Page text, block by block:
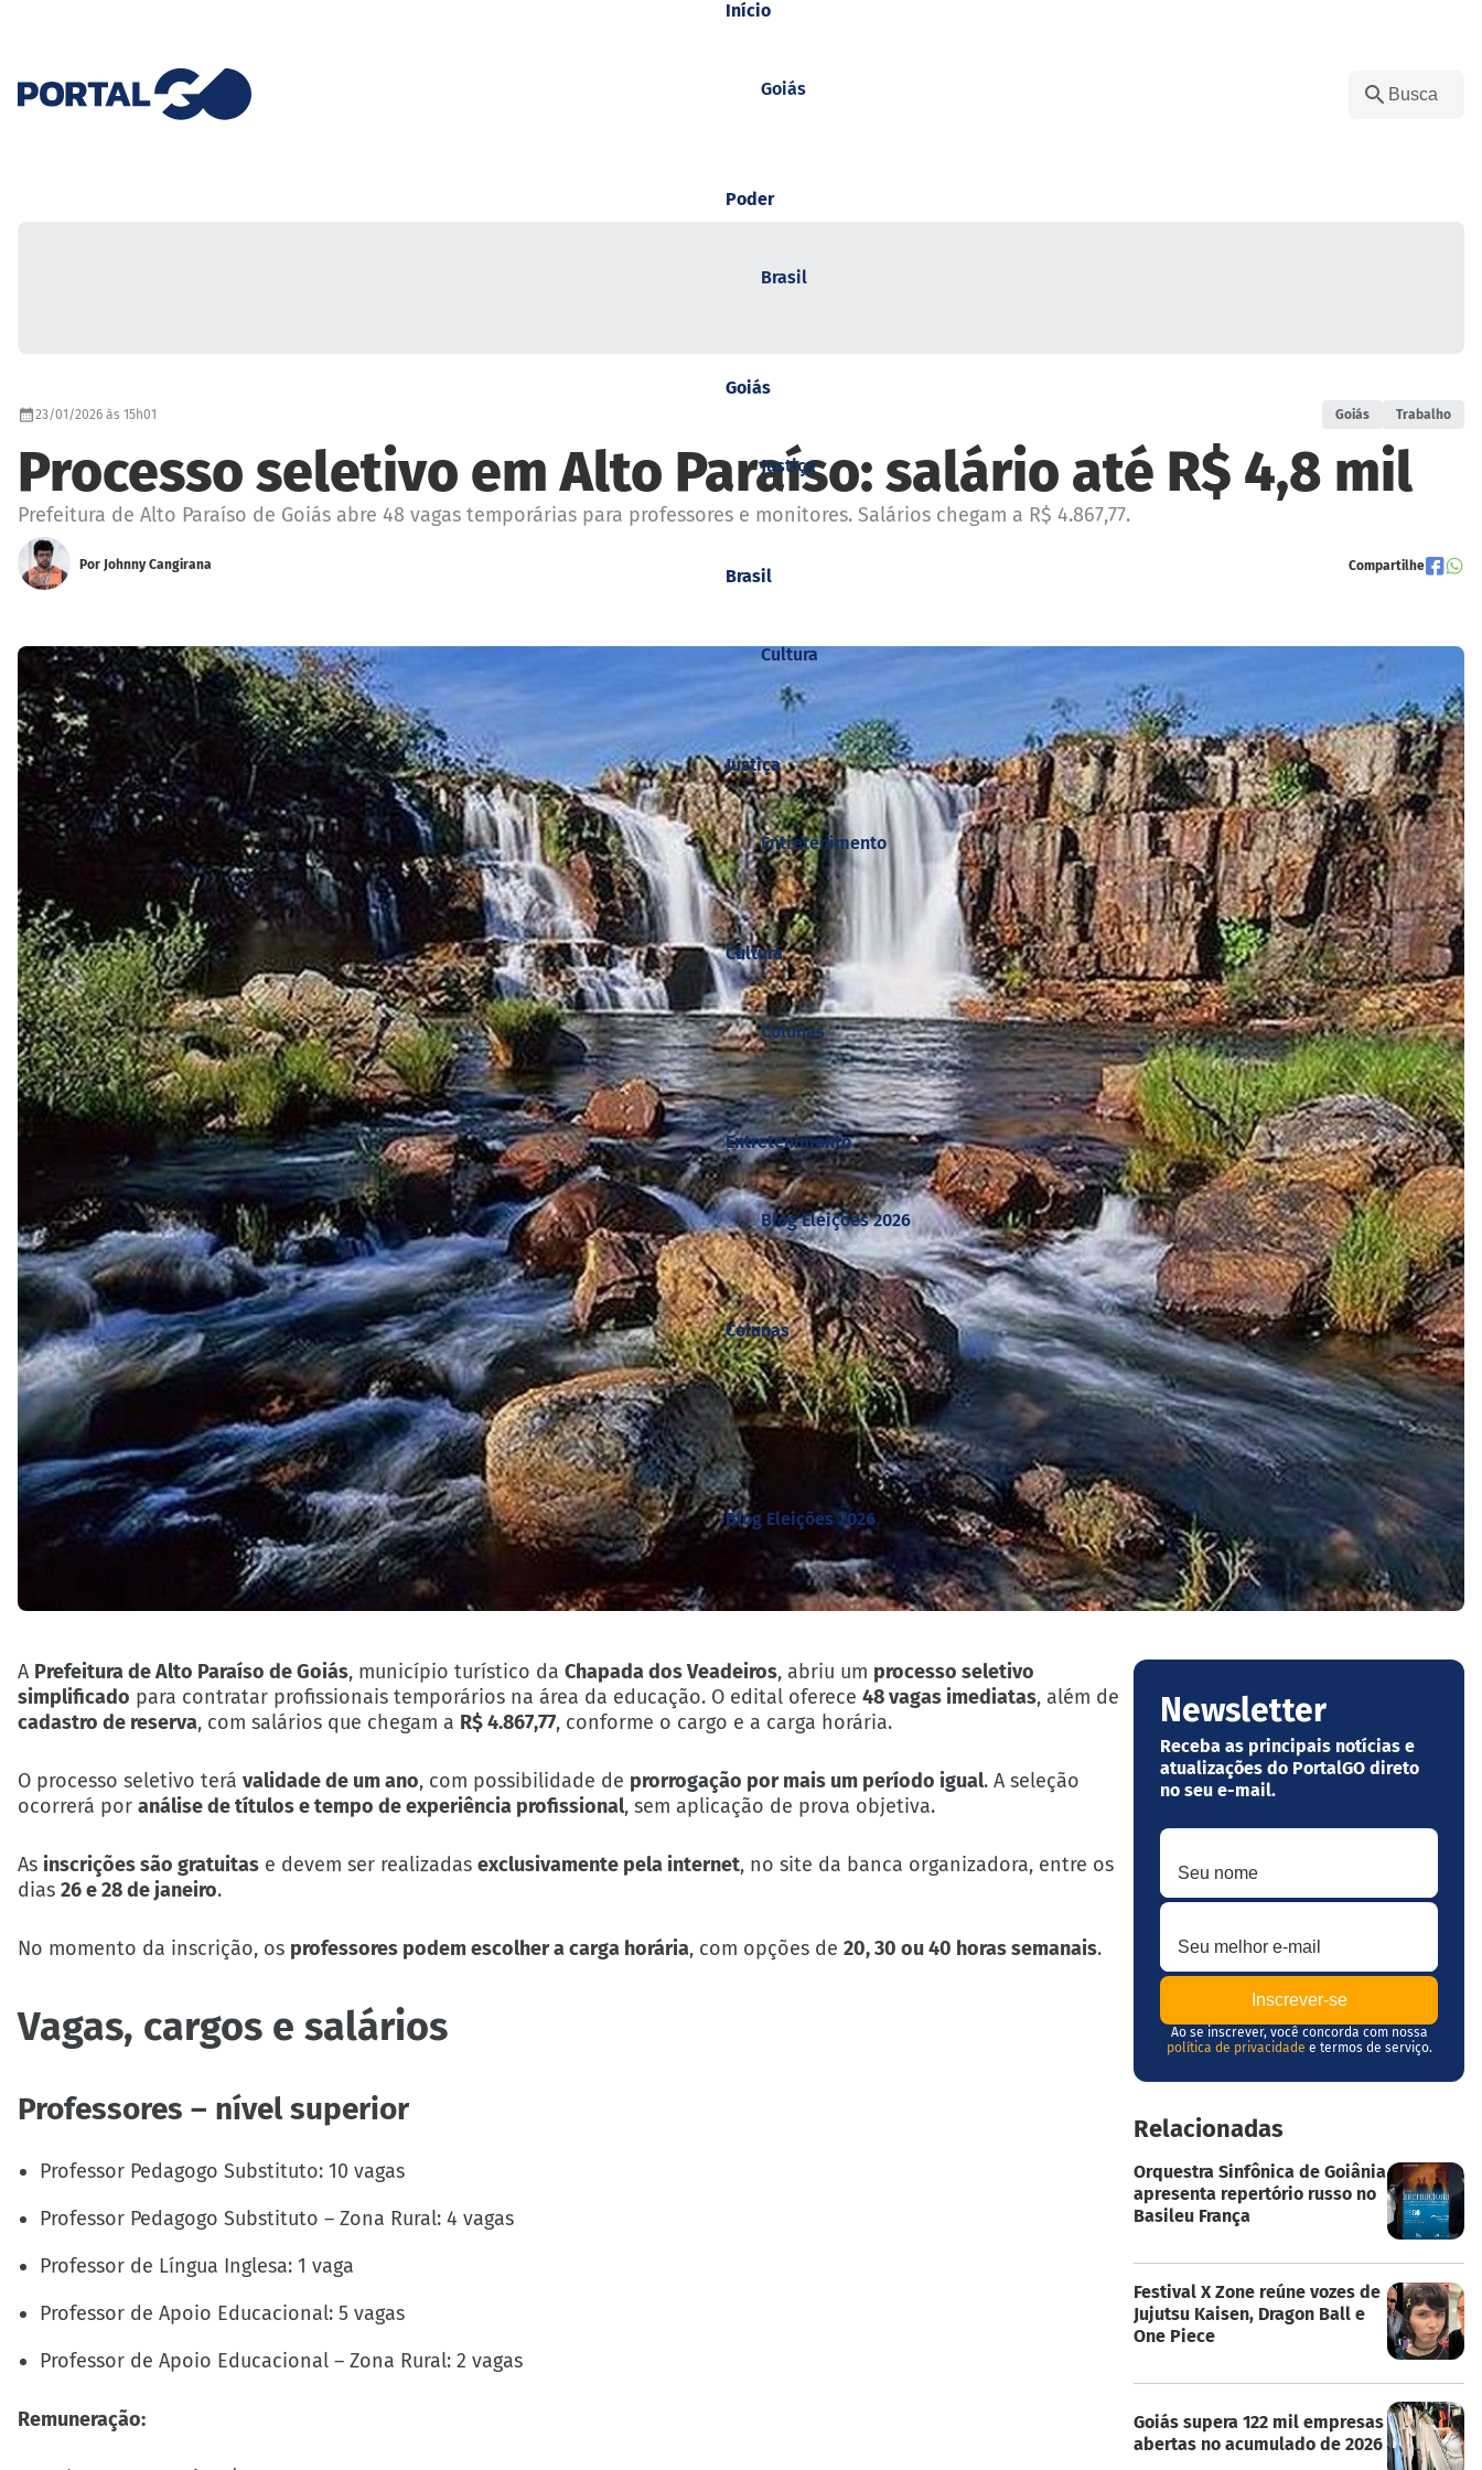
Goiás
Brasil
Justiça
Cultura
Entretenimento
Colunas
Blog Eleições 2026
Início
Poder
Goiás
Brasil
Justiça
Cultura
Entretenimento
Colunas
Blog Eleições 2026
23/01/2026 às 15h01 Goiás Trabalho
Processo seletivo em Alto Paraíso: salário até R$ 4,8 mil
Prefeitura de Alto Paraíso de Goiás abre 48 vagas temporárias para professores e monitores. Salários chegam a R$ 4.867,77.
Por Johnny Cangirana Compartilhe
A Prefeitura de Alto Paraíso de Goiás, município turístico da Chapada dos Veadeiros, abriu um processo seletivo
simplificado para contratar profissionais temporários na área da educação. O edital oferece 48 vagas imediatas, além de
cadastro de reserva, com salários que chegam a R$ 4.867,77, conforme o cargo e a carga horária.
O processo seletivo terá validade de um ano, com possibilidade de prorrogação por mais um período igual. A seleção
ocorrerá por análise de títulos e tempo de experiência profissional, sem aplicação de prova objetiva.
As inscrições são gratuitas e devem ser realizadas exclusivamente pela internet, no site da banca organizadora, entre os
dias 26 e 28 de janeiro.
No momento da inscrição, os professores podem escolher a carga horária, com opções de 20, 30 ou 40 horas semanais.
Vagas, cargos e salários
Professores – nível superior
Professor Pedagogo Substituto: 10 vagas
Professor Pedagogo Substituto – Zona Rural: 4 vagas
Professor de Língua Inglesa: 1 vaga
Professor de Apoio Educacional: 5 vagas
Professor de Apoio Educacional – Zona Rural: 2 vagas
Remuneração:
Newsletter
Receba as principais notícias e
atualizações do PortalGO direto
no seu e-mail.
Seu nome
Seu melhor e-mail
Ao se inscrever, você concorda com nossa
política de privacidade e termos de serviço.
Relacionadas
Orquestra Sinfônica de Goiânia
apresenta repertório russo no
Basileu França
Festival X Zone reúne vozes de
Jujutsu Kaisen, Dragon Ball e
One Piece
Goiás supera 122 mil empresas
abertas no acumulado de 2026